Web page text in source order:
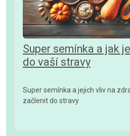
Super semínka a jak
do vaší stravy
Super semínka a jejich vliv na
začlenit do stravy